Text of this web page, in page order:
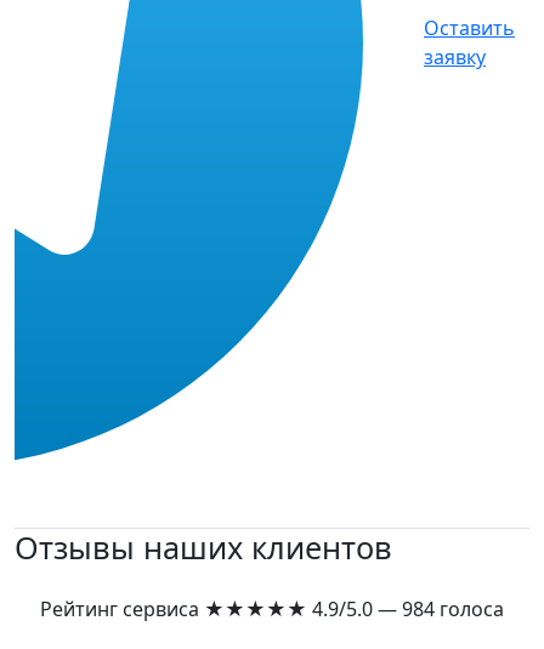
Оставить
заявку
Отзывы наших клиентов
Рейтинг сервиса ★★★★★ 4.9/5.0 — 984 голоса